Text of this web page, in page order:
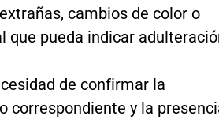
cambios de color o
que pueda indicar
de confirmar la
correspondiente y la